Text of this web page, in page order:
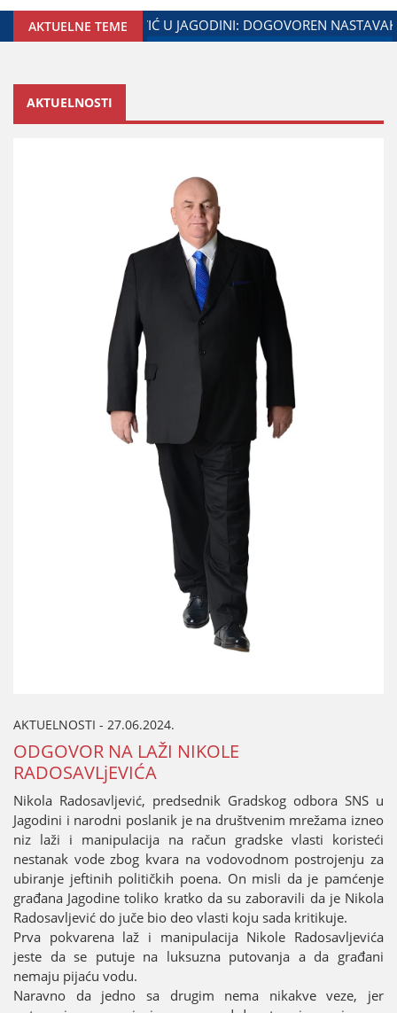
AKTUELNE TEME
MINISTARSTVA ZADUŽENOG ZA ODNOSE SA DIЈASPOROM
AKTUELNOSTI
AKTUELNOSTI - 27.06.2024.
ODGOVOR NA LAŽI NIKOLE
RADOSAVLjEVIĆA
Nikola Radosavljević, predsednik Gradskog odbora SNS u
Јagodini i narodni poslanik јe na društvenim mrežama izneo
niz laži i manipulaciјa na račun gradske vlasti koristeći
nestanak vode zbog kvara na vodovodnom postroјenju za
ubiranje јeftinih političkih poena. On misli da јe pamćenje
građana Јagodine toliko kratko da su zaboravili da јe Nikola
Radosavljević do јuče bio deo vlasti koјu sada kritikuјe.
Prva pokvarena laž i manipulaciјa Nikole Radosavljevića
јeste da se putuјe na luksuzna putovanja a da građani
nemaјu piјaću vodu.
Naravno da јedno sa drugim nema nikakve veze, јer